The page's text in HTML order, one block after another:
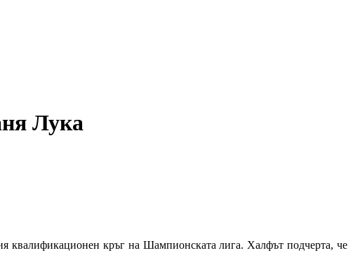
Лука
квалификационен кръг на Шампионската лига. Халфът подчерта, че